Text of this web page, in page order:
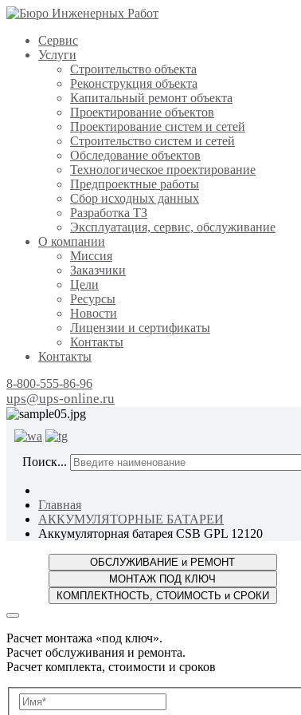
Сервис
Услуги
Строительство объекта
Реконструкция объекта
Капитальный ремонт объекта
Проектирование объектов
Проектирование систем и сетей
Строительство систем и сетей
Обследование объектов
Технологическое проектирование
Предпроектные работы
Сбор исходных данных
Разработка ТЗ
Эксплуатация, сервис, обслуживание
О компании
Миссия
Заказчики
Цели
Ресурсы
Новости
Лицензии и сертификаты
Контакты
Контакты
8-800-555-86-96
ups@ups-online.ru
Поиск...
Главная
АККУМУЛЯТОРНЫЕ БАТАРЕИ
Аккумуляторная батарея CSB GPL 12120
Расчет монтажа «под ключ».
Расчет обслуживания и ремонта.
Расчет комплекта, стоимости и сроков